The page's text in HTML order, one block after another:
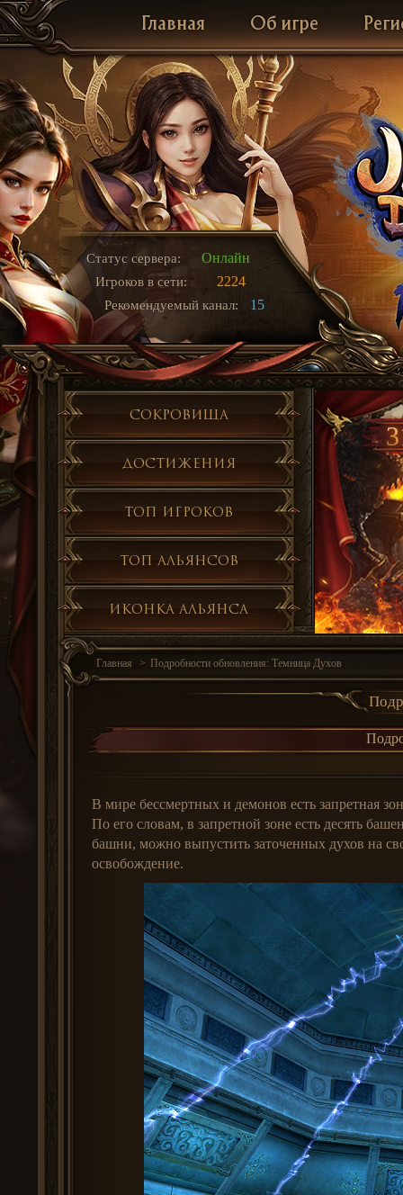
Главная Об игре
Статус сервера: Онлайн
Игроков в сети: 2224
Рекомендуемый канал: 15
Сокровища
Достижения
Топ игроков
Топ альянсов
Иконка альянса
Главная Подробности обновления: Темница Духов
В мире бессмертных и демонов есть запретная
По его словам, в запретной зоне есть десять
башни, можно выпустить заточенных духов на
освобождение.